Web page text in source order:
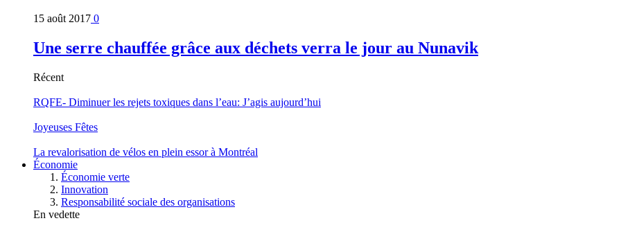
15 août 2017 0
Une serre chauffée grâce aux déchets verra le jour au Nunavik
Récent
RQFE- Diminuer les rejets toxiques dans l’eau: J’agis aujourd’hui
Joyeuses Fêtes
La revalorisation de vélos en plein essor à Montréal
Économie
Économie verte
Innovation
Responsabilité sociale des organisations
En vedette